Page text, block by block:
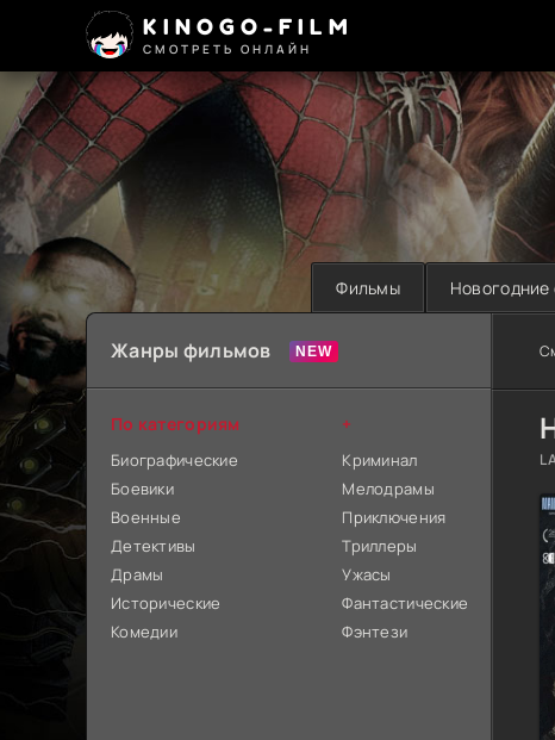
KINOGO-FILM
СМОТРЕТЬ ОНЛАЙН
Фильмы
Жанры фильмов
По категориям
Биографические
Боевики
Военные
Детективы
Драмы
Исторические
Комедии
+
Криминал
Мелодрамы
Приключения
Триллеры
Ужасы
Фантастические
Фэнтези